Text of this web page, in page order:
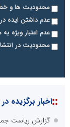
محدودیت ها و
عدم داشتن ایده
عدم اعتبار ویژه
محدودیت در
::اخبار برگزیده
گزارش ریاست